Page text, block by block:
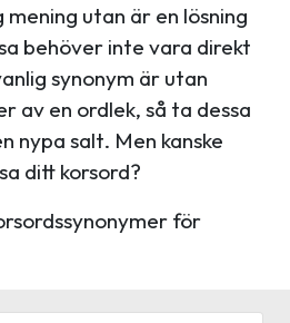
utan är en lösning
behöver inte vara direkt
synonym är utan
av en ordlek, så ta dessa
nypa salt. Men kanske
ditt korsord?
för